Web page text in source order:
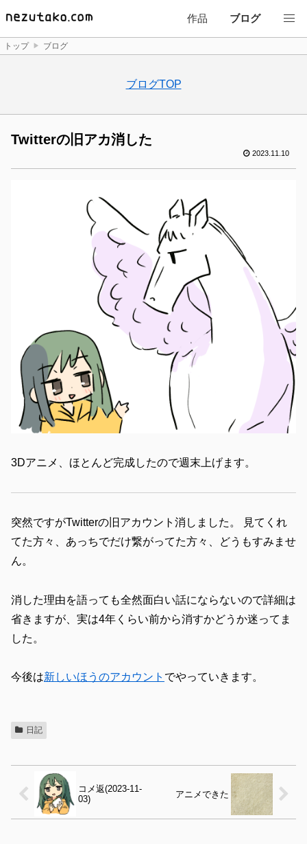
作品 ブログ
トップ ブログ
ブログTOP
Twitterの旧アカ消した
2023.11.10
3Dアニメ、ほとんど完成したので週末上げます。
突然ですがTwitterの旧アカウント消しました。 見てくれ
てた方々、あっちでだけ繋がってた方々、どうもすみませ
ん。
消した理由を語っても全然面白い話にならないので詳細は
省きますが、実は4年くらい前から消すかどうか迷ってま
した。
今後は新しいほうのアカウント でやっていきます。
日記
コメ返(2023-11-
03)
アニメできた